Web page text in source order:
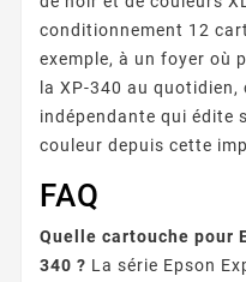
conditionnement 12
exemple, à un foyer où
la XP-340 au
indépendante qui édite
couleur depuis cette
FAQ
Quelle cartouche pour
340 ? La série Epson